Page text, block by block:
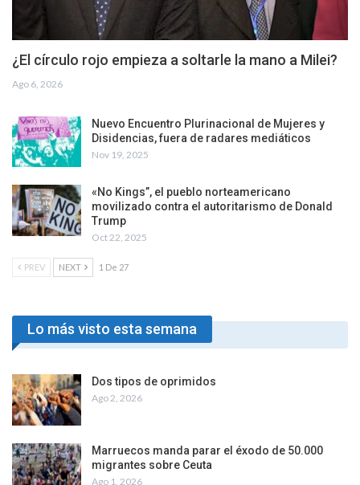
¿El círculo rojo empieza a soltarle la mano a Milei?
Ago 6, 2026
Nuevo Encuentro Plurinacional de Mujeres y
Disidencias, fuera de radares mediáticos
Nov 19, 2025
«No Kings”, el pueblo norteamericano
movilizado contra el autoritarismo de Donald
Trump
Oct 22, 2025
PREV NEXT 1 De 27
Lo más visto esta semana
Dos tipos de oprimidos
Ago 2, 2026
Marruecos manda parar el éxodo de 50.000
migrantes sobre Ceuta
Ago 1, 2026